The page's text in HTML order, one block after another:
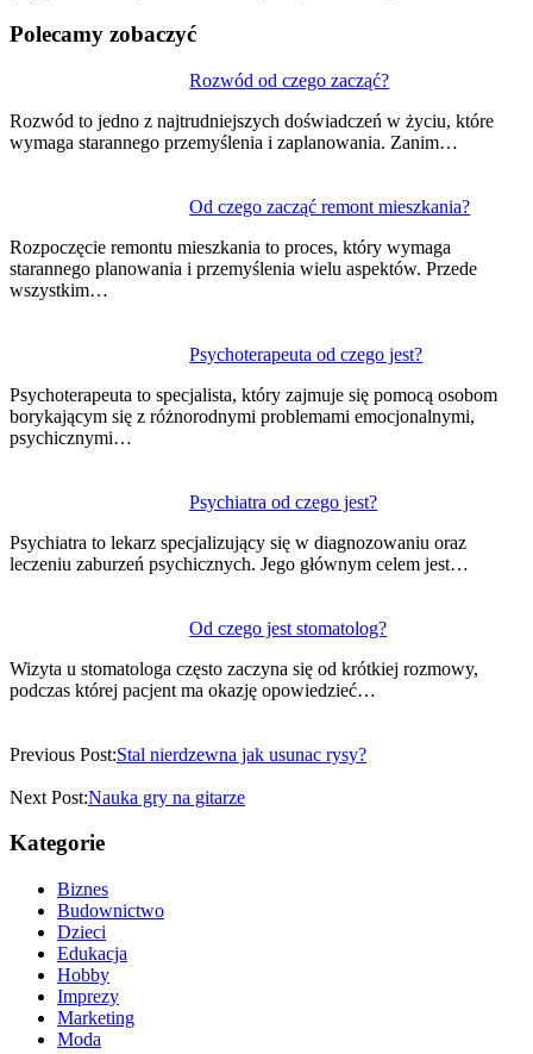
Polecamy zobaczyć
Rozwód od czego zacząć?
Rozwód to jedno z najtrudniejszych doświadczeń w życiu, które
wymaga starannego przemyślenia i zaplanowania. Zanim…
Od czego zacząć remont mieszkania?
Rozpoczęcie remontu mieszkania to proces, który wymaga
starannego planowania i przemyślenia wielu aspektów. Przede
wszystkim…
Psychoterapeuta od czego jest?
Psychoterapeuta to specjalista, który zajmuje się pomocą osobom
borykającym się z różnorodnymi problemami emocjonalnymi,
psychicznymi…
Psychiatra od czego jest?
Psychiatra to lekarz specjalizujący się w diagnozowaniu oraz
leczeniu zaburzeń psychicznych. Jego głównym celem jest…
Od czego jest stomatolog?
Wizyta u stomatologa często zaczyna się od krótkiej rozmowy,
podczas której pacjent ma okazję opowiedzieć…
Previous Post:Stal nierdzewna jak usunac rysy?
Next Post:Nauka gry na gitarze
Kategorie
Biznes
Budownictwo
Dzieci
Edukacja
Hobby
Imprezy
Marketing
Moda